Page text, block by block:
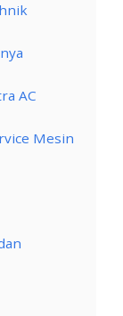
AC
Mesin